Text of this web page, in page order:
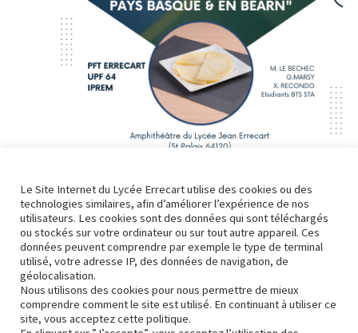
4 mai 2023 @ 10h30-12h00
Conférence – Table ronde : Valorisation des
typicités aromatiques des fromages au lait cru,
en Béarn et pays Basque
Le Site Internet du Lycée Errecart utilise des cookies ou des
technologies similaires, afin d’améliorer l’expérience de nos
utilisateurs. Les cookies sont des données qui sont téléchargés
ou stockés sur votre ordinateur ou sur tout autre appareil. Ces
données peuvent comprendre par exemple le type de terminal
utilisé, votre adresse IP, des données de navigation, de
géolocalisation.
Nous utilisons des cookies pour nous permettre de mieux
comprendre comment le site est utilisé. En continuant à utiliser ce
site, vous acceptez cette politique.